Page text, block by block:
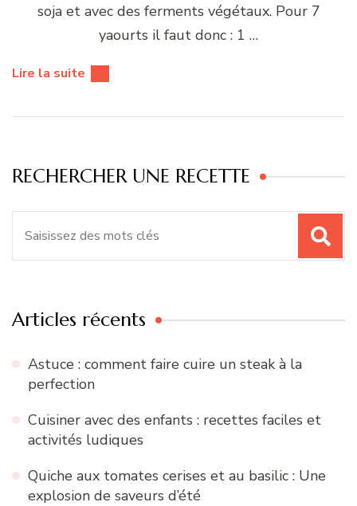
soja et avec des ferments végétaux. Pour 7
yaourts il faut donc : 1 …
Lire la suite
RECHERCHER UNE RECETTE
Articles récents
Astuce : comment faire cuire un steak à la
perfection
Cuisiner avec des enfants : recettes faciles et
activités ludiques
Quiche aux tomates cerises et au basilic : Une
explosion de saveurs d’été